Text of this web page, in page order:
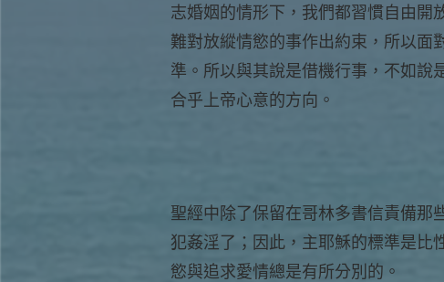
志婚姻的情形下，我們都習慣自由開
難對放縱情慾的事作出約束，所以面
準。所以與其說是借機行事，不如說
合乎上帝心意的方向。
聖經中除了保留在哥林多書信責備那
犯姦淫了；因此，主耶穌的標準是比
慾與追求愛情總是有所分別的。